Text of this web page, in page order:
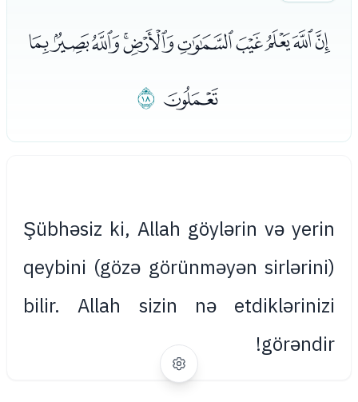
ﰉﰊﰋﰌﰍﰎﰏﰐﰑﰒ
ﰓ ﰔ
Şübhəsiz ki, Allah göylərin və yerin
qeybini (gözə görünməyən sirlərini)
bilir. Allah sizin nə etdiklərinizi
görəndir!